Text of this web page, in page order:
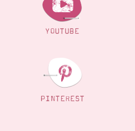
Tipps & Tricks
Ordnungstipps
YOUTUBE
PINTEREST